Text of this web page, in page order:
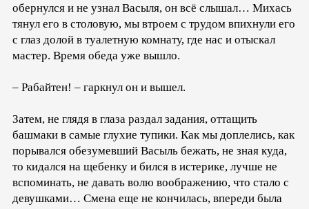
обернулся и не узнал Васыля, он всё слышал… Михась
тянул его в столовую, мы втроем с трудом впихнули его
с глаз долой в туалетную комнату, где нас и отыскал
мастер. Время обеда уже вышло.
– Рабайтен! – гаркнул он и вышел.
Затем, не глядя в глаза раздал задания, оттащить
башмаки в самые глухие тупики. Как мы доплелись, как
порывался обезумевший Васыль бежать, не зная куда,
то кидался на щебенку и бился в истерике, лучше не
вспоминать, не давать волю воображению, что стало с
девушками… Смена еще не кончилась, впереди была